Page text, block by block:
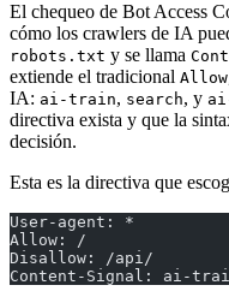
El chequeo de Bot Access
cómo los crawlers de IA
robots.txt y se llama
extiende el tradicional
IA: ai-train, search, y
directiva exista y que la
decisión.
Esta es la directiva que
User-agent: *
Allow: /
Disallow: /api/
Content-Signal: ai-